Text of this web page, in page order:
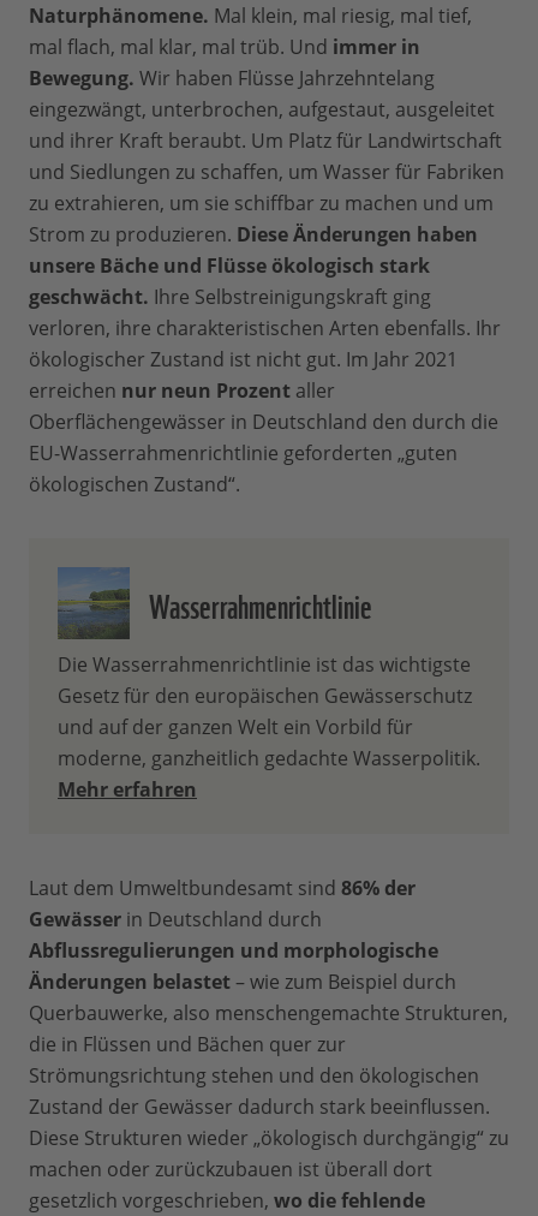
Naturphänomene. Mal klein, mal riesig, mal tief,
mal flach, mal klar, mal trüb. Und immer in
Bewegung. Wir haben Flüsse Jahrzehntelang
eingezwängt, unterbrochen, aufgestaut, ausgeleitet
und ihrer Kraft beraubt. Um Platz für Landwirtschaft
und Siedlungen zu schaffen, um Wasser für Fabriken
zu extrahieren, um sie schiffbar zu machen und um
Strom zu produzieren. Diese Änderungen haben
unsere Bäche und Flüsse ökologisch stark
geschwächt. Ihre Selbstreinigungskraft ging
verloren, ihre charakteristischen Arten ebenfalls. Ihr
ökologischer Zustand ist nicht gut. Im Jahr 2021
erreichen nur neun Prozent aller
Oberflächengewässer in Deutschland den durch die
EU-Wasserrahmenrichtlinie geforderten „guten
ökologischen Zustand“.
Wasserrahmenrichtlinie
Die Wasserrahmenrichtlinie ist das wichtigste
Gesetz für den europäischen Gewässerschutz
und auf der ganzen Welt ein Vorbild für
moderne, ganzheitlich gedachte Wasserpolitik.
Mehr erfahren
Laut dem Umweltbundesamt sind 86% der
Gewässer in Deutschland durch
Abflussregulierungen und morphologische
Änderungen belastet– wie zum Beispiel durch
Querbauwerke, also menschengemachte Strukturen,
die in Flüssen und Bächen quer zur
Strömungsrichtung stehen und den ökologischen
Zustand der Gewässer dadurch stark beeinflussen.
Diese Strukturen wieder „ökologisch durchgängig“ zu
machen oder zurückzubauen ist überall dort
gesetzlich vorgeschrieben, wo die fehlende